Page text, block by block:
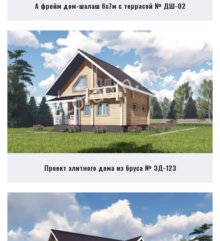
А фрейм дом-шалаш 6х7м с террасой № ДШ-02
Проект элитного дома из бруса № ЭД-123